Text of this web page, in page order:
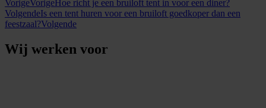
VorigeVorigeHoe richt je een bruiloft tent in voor een diner?
VolgendeIs een tent huren voor een bruiloft goedkoper dan een
feestzaal?Volgende
Wij werken voor